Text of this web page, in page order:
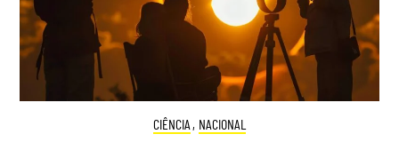
CIÊNCIA , NACIONAL